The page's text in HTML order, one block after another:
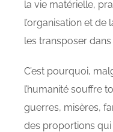
la vie matérielle,
l’organisation et de
les transposer
C’est pourquoi,
l’humanité souffre
guerres, misères,
des proportions